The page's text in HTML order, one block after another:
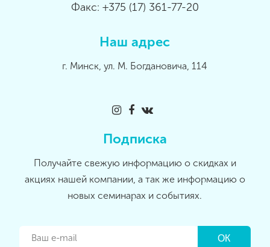
Факс: +375 (17) 361-77-20
Наш адрес
г. Минск, ул. М. Богдановича, 114
Подписка
Получайте свежую информацию о скидках и
акциях нашей компании, а так же информацию о
новых семинарах и событиях.